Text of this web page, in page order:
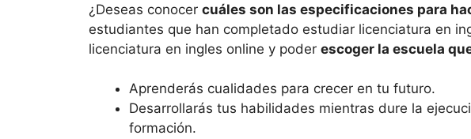
¿Deseas conocer cuáles son las especificaciones para
estudiantes que han completado estudiar licenciatura en
licenciatura en ingles online y poder escoger la escuela
Aprenderás cualidades para crecer en tu futuro.
Desarrollarás tus habilidades mientras dure la
formación.